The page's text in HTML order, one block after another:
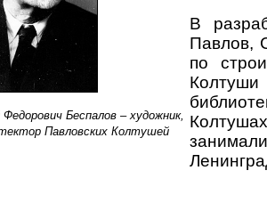
Беспалов – художник,
Павловских Колтушей
В
Павлов,
по
Колтуши